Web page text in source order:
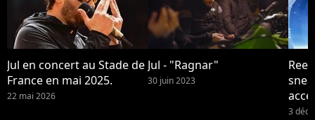
Jul en concert au Stade de
France en mai 2025.
22 mai 2026
Jul - "Ragnar"
30 juin 2023
et
3